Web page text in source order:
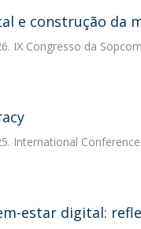
e construção da
IX Congresso da
International
estar digital: